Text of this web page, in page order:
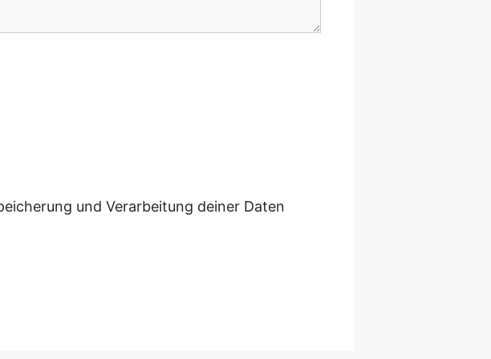
und Verarbeitung deiner Daten